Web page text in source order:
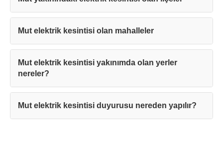
Mut elektrik kesintisi olan mahalleler
Mut elektrik kesintisi yakınımda olan yerler
nereler?
Mut elektrik kesintisi duyurusu nereden yapılır?